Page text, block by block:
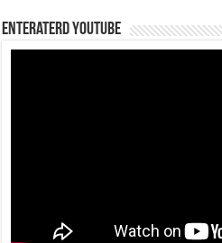
EnterateRD YOUTUBE